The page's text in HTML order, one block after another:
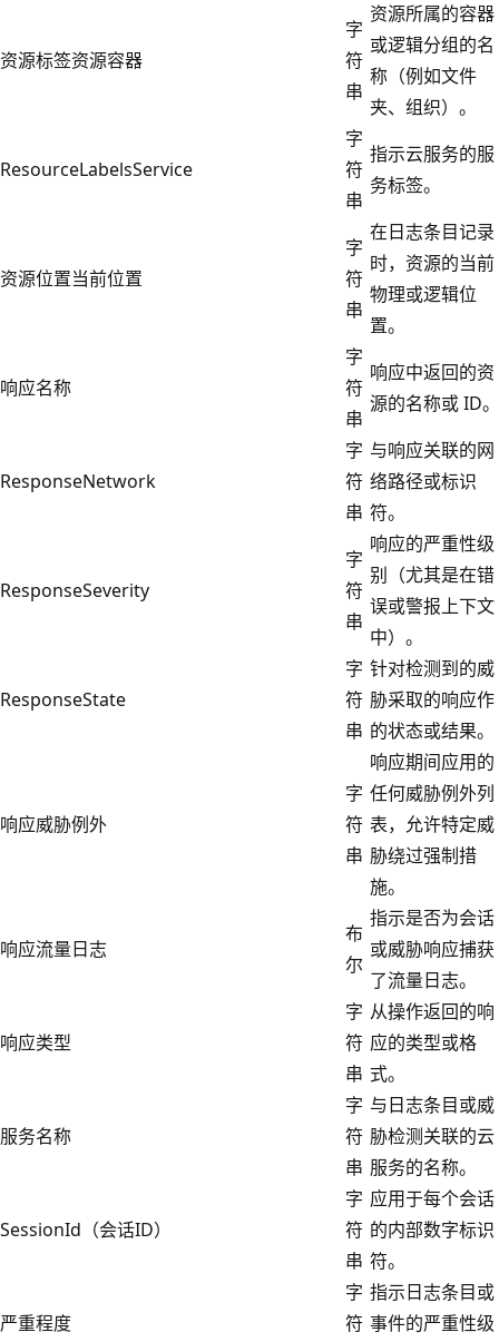
资源标签资源容器
字
符
串
资源所属的容器
或逻辑分组的名
称（例如文件
夹、组织）。
ResourceLabelsService
字
符
串
指示云服务的服
务标签。
资源位置当前位置
字
符
串
在日志条目记录
时，资源的当前
物理或逻辑位
置。
响应名称
字
符
串
响应中返回的资
源的名称或 ID。
ResponseNetwork
字
符
串
与响应关联的网
络路径或标识
符。
ResponseSeverity
字
符
串
响应的严重性级
别（尤其是在错
误或警报上下文
中）。
ResponseState
字
符
串
针对检测到的威
胁采取的响应作
的状态或结果。
响应威胁例外
字
符
串
响应期间应用的
任何威胁例外列
表，允许特定威
胁绕过强制措
施。
响应流量日志
布
尔
指示是否为会话
或威胁响应捕获
了流量日志。
响应类型
字
符
串
从操作返回的响
应的类型或格
式。
服务名称
字
符
串
与日志条目或威
胁检测关联的云
服务的名称。
SessionId（会话ID）
字
符
串
应用于每个会话
的内部数字标识
符。
严重程度
字
符
指示日志条目或
事件的严重性级